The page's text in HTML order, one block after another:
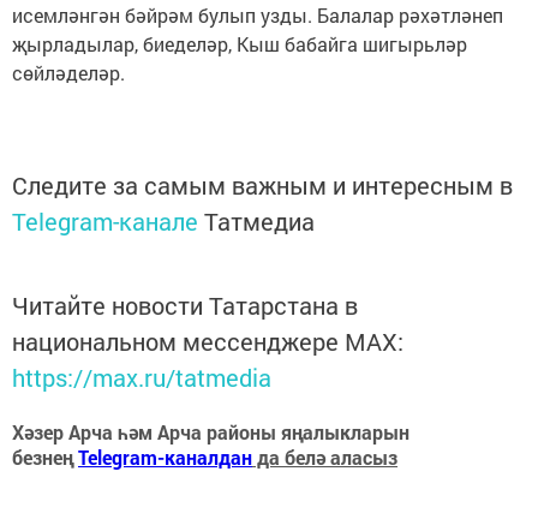
исемләнгән бәйрәм булып узды. Балалар рәхәтләнеп
җырладылар, биеделәр, Кыш бабайга шигырьләр
сөйләделәр.
Следите за самым важным и интересным в
Telegram-канале Татмедиа
Читайте новости Татарстана в
национальном мессенджере MАХ:
https://max.ru/tatmedia
Хәзер Арча һәм Арча районы яңалыкларын
безнеңTelegram-каналданда белә аласыз